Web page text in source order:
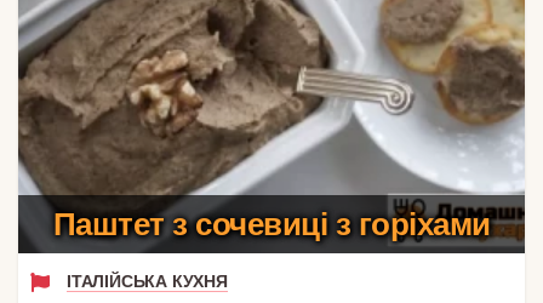
Паштет з сочевиці з горіхами
ІТАЛІЙСЬКА КУХНЯ